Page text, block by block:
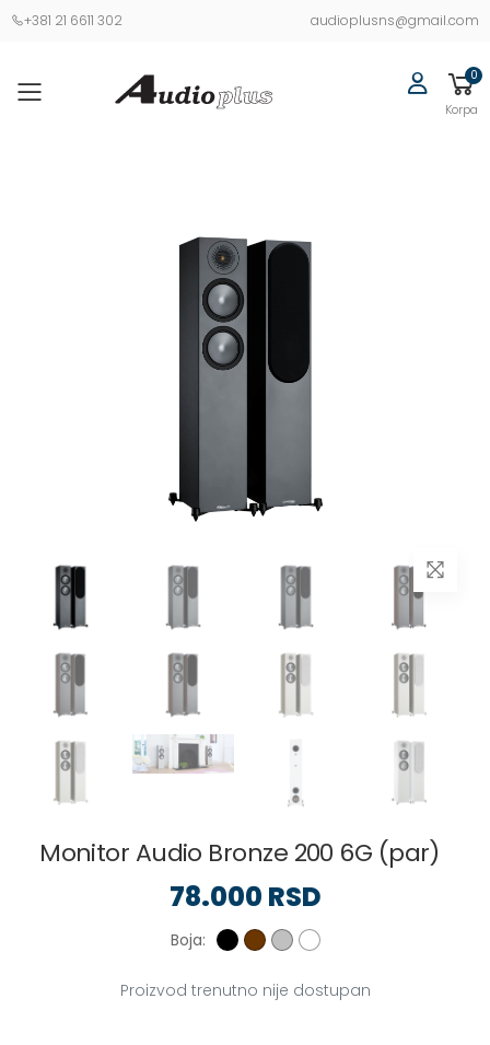
+381 21 6611 302 audioplusns@gmail.com
0
Korpa
Monitor Audio Bronze 200 6G (par)
78.000 RSD
Boja:
Proizvod trenutno nije dostupan